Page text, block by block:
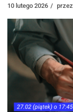
10 lutego 2026 przez